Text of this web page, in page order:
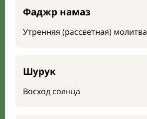
Фаджр намаз
Утренняя (рассветная) молитва
Шурук
Восход солнца